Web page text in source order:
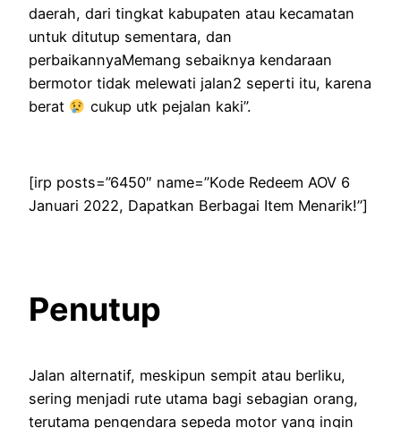
daerah, dari tingkat kabupaten atau kecamatan
untuk ditutup sementara, dan
perbaikannyaMemang sebaiknya kendaraan
bermotor tidak melewati jalan2 seperti itu, karena
berat
cukup utk pejalan kaki”.
[irp posts=”6450″ name=”Kode Redeem AOV 6
Januari 2022, Dapatkan Berbagai Item Menarik!”]
Penutup
Jalan alternatif, meskipun sempit atau berliku,
sering menjadi rute utama bagi sebagian orang,
terutama pengendara sepeda motor yang ingin